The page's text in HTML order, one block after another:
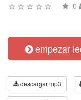
0
empezar
descargar mp3